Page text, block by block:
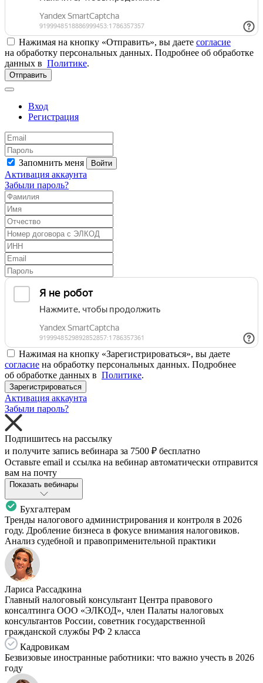
Нажимая на кнопку «Отправить», вы даете согласие
на обработку персональных данных. Подробнее об обработке
данных в Политике.
Отправить
Вход
Регистрация
Запомнить меня Войти
Активация аккаунта
Забыли пароль?
Нажимая на кнопку «Зарегистрироваться», вы даете
согласие на обработку персональных данных. Подробнее
об обработке данных в Политике.
Зарегистрироваться
Активация аккаунта
Забыли пароль?
Подпишитесь на рассылку
и получите запись вебинара за 7500 ₽ бесплатно
Оставьте email и ссылка на вебинар автоматически отправится
вам на почту
Показать вебинары
Бухгалтерам
Тренды налогового администрирования и контроля в 2026
году. Дробление бизнеса в фокусе внимания налоговиков.
Анализ судебной и правоприменительной практики
Лариса Рассадкина
Главный налоговый консультант Центра правового
консалтинга ООО «ЭЛКОД», член Палаты налоговых
консультантов России, советник государственной
гражданской службы РФ 2 класса
Кадровикам
Безвизовые иностранные работники: что важно учесть в 2026
году